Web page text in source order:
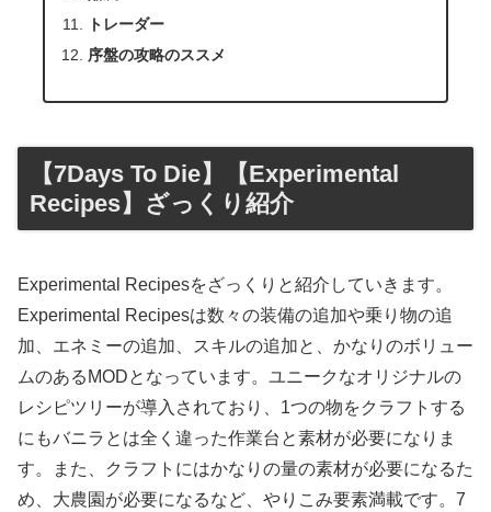
トレーダー
序盤の攻略のススメ
【7Days To Die】【Experimental
Recipes】ざっくり紹介
Experimental Recipesをざっくりと紹介していきます。
Experimental Recipesは数々の装備の追加や乗り物の追
加、エネミーの追加、スキルの追加と、かなりのボリュー
ムのあるMODとなっています。ユニークなオリジナルの
レシピツリーが導入されており、1つの物をクラフトする
にもバニラとは全く違った作業台と素材が必要になりま
す。また、クラフトにはかなりの量の素材が必要になるた
め、大農園が必要になるなど、やりこみ要素満載です。7